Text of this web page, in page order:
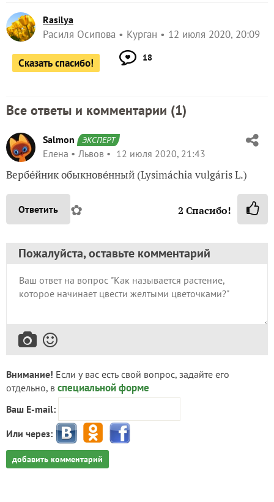
Rasilya
Расиля Осипова Курган 12 июля 2020, 20:09
Сказать спасибо! 18
Все ответы и комментарии (1)
Salmon ЭКСПЕРТ
Елена Львов 12 июля 2020, 21:43
Вербе́йник обыкнове́нный (Lysimáchia vulgáris L.)
Ответить ✿ 2 Спасибо!
Пожалуйста, оставьте комментарий
Внимание! Если у вас есть свой вопрос, задайте его
отдельно, в специальной форме
Ваш E-mail:
Или через:
добавить комментарий